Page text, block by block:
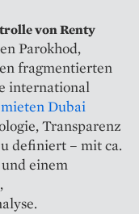
von Renty
Parokhod,
fragmentierten
international
Dubai
Transparenz
definiert – mit ca.
einem